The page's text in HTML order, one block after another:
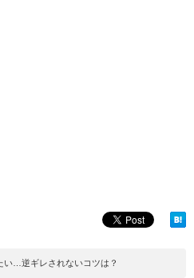
い…逆ギレされないコツは？